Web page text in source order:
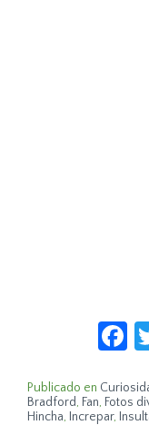
Publicado en
Bradford, Fan, Fotos
Hincha, Increpar,